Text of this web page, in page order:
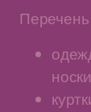
Перечень